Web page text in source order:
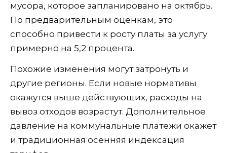
мусора, которое запланировано на октябрь.
По предварительным оценкам, это
способно привести к росту платы за услугу
примерно на 5,2 процента.
Похожие изменения могут затронуть и
другие регионы. Если новые нормативы
окажутся выше действующих, расходы на
вывоз отходов возрастут. Дополнительное
давление на коммунальные платежи окажет
и традиционная осенняя индексация